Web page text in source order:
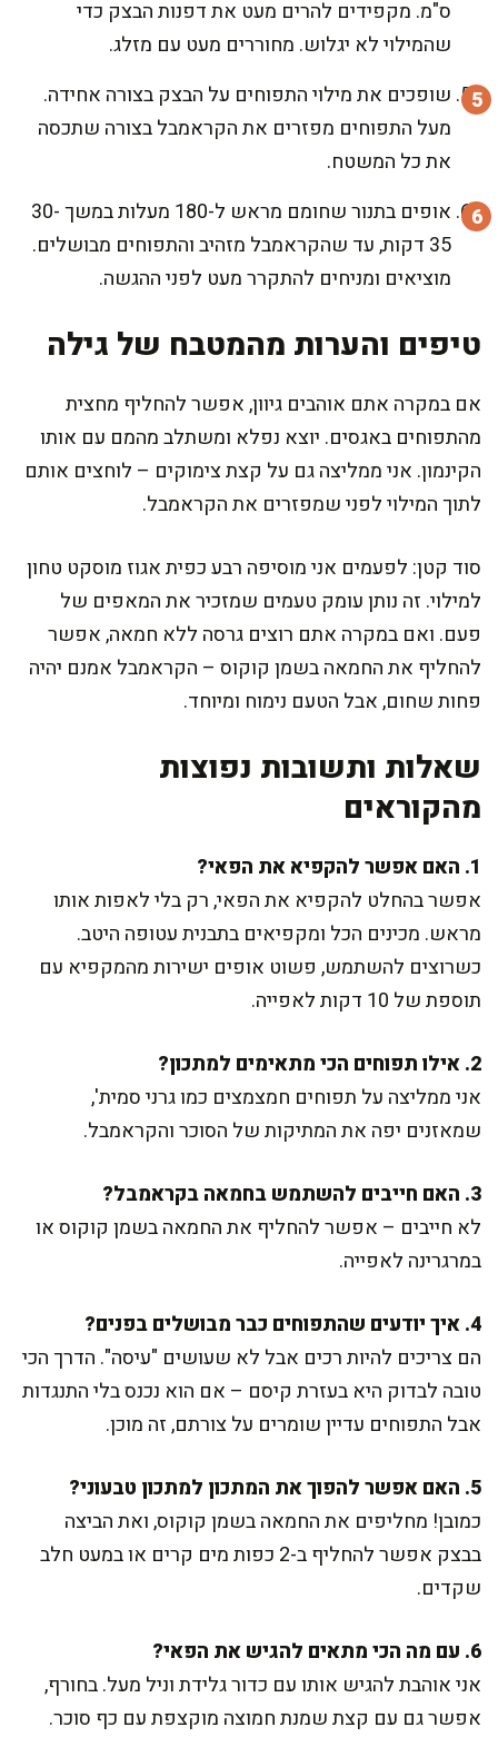
ס"מ. מקפידים להרים מעט את דפנות הבצק כדי
שהמילוי לא יגלוש. מחוררים מעט עם מזלג.
שופכים את מילוי התפוחים על הבצק בצורה אחידה.
מעל התפוחים מפזרים את הקראמבל בצורה שתכסה
את כל המשטח.
אופים בתנור שחומם מראש ל-180 מעלות במשך 30-
35 דקות, עד שהקראמבל מזהיב והתפוחים מבושלים.
מוציאים ומניחים להתקרר מעט לפני ההגשה.
טיפים והערות מהמטבח של גילה
אם במקרה אתם אוהבים גיוון, אפשר להחליף מחצית
מהתפוחים באגסים. יוצא נפלא ומשתלב מהמם עם אותו
הקינמון. אני ממליצה גם על קצת צימוקים – לוחצים אותם
לתוך המילוי לפני שמפזרים את הקראמבל.
סוד קטן: לפעמים אני מוסיפה רבע כפית אגוז מוסקט טחון
למילוי. זה נותן עומק טעמים שמזכיר את המאפים של
פעם. ואם במקרה אתם רוצים גרסה ללא חמאה, אפשר
להחליף את החמאה בשמן קוקוס – הקראמבל אמנם יהיה
פחות שחום, אבל הטעם נימוח ומיוחד.
שאלות ותשובות נפוצות
מהקוראים
1. האם אפשר להקפיא את הפאי?
אפשר בהחלט להקפיא את הפאי, רק בלי לאפות אותו
מראש. מכינים הכל ומקפיאים בתבנית עטופה היטב.
כשרוצים להשתמש, פשוט אופים ישירות מהמקפיא עם
תוספת של 10 דקות לאפייה.
2. אילו תפוחים הכי מתאימים למתכון?
אני ממליצה על תפוחים חמצמצים כמו גרני סמית',
שמאזנים יפה את המתיקות של הסוכר והקראמבל.
3. האם חייבים להשתמש בחמאה בקראמבל?
לא חייבים – אפשר להחליף את החמאה בשמן קוקוס או
במרגרינה לאפייה.
4. איך יודעים שהתפוחים כבר מבושלים בפנים?
הם צריכים להיות רכים אבל לא שעושים "עיסה". הדרך הכי
טובה לבדוק היא בעזרת קיסם – אם הוא נכנס בלי התנגדות
אבל התפוחים עדיין שומרים על צורתם, זה מוכן.
5. האם אפשר להפוך את המתכון למתכון טבעוני?
כמובן! מחליפים את החמאה בשמן קוקוס, ואת הביצה
בבצק אפשר להחליף ב-2 כפות מים קרים או במעט חלב
שקדים.
6. עם מה הכי מתאים להגיש את הפאי?
אני אוהבת להגיש אותו עם כדור גלידת וניל מעל. בחורף,
אפשר גם עם קצת שמנת חמוצה מוקצפת עם כף סוכר.